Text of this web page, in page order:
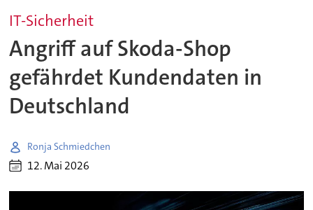
IT-Sicherheit
Angriff auf Skoda-Shop
gefährdet Kundendaten in
Deutschland
Ronja Schmiedchen
12. Mai 2026